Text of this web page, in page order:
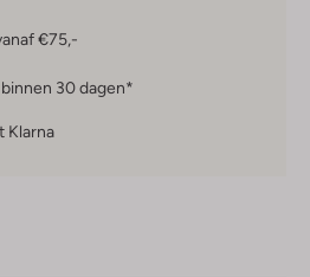
€75,-
binnen 30 dagen*
Klarna